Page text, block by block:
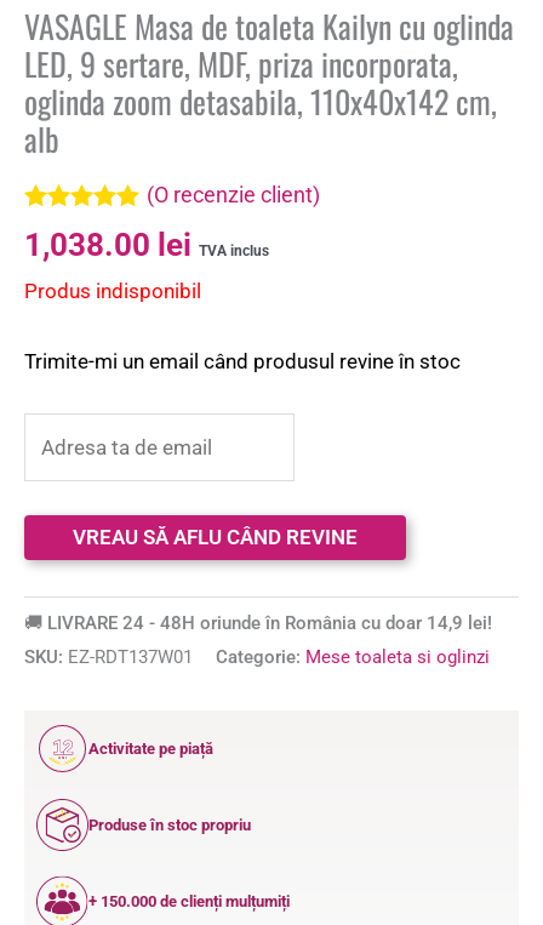
VASAGLE Masa de toaleta Kailyn cu oglinda
LED, 9 sertare, MDF, priza incorporata,
oglinda zoom detasabila, 110x40x142 cm,
alb
Evaluat la
5.00din 5 pe
singure
(O recenzie client)
1,038.00 lei TVA inclus
Produs indisponibil
Trimite-mi un email când produsul revine în stoc
🚚 LIVRARE 24 - 48H oriunde în România cu doar 14,9 lei!
SKU: EZ-RDT137W01 Categorie: Mese toaleta si oglinzi
12
ANI
Activitate pe piață
Produse în stoc propriu
+ 150.000 de clienți mulțumiți